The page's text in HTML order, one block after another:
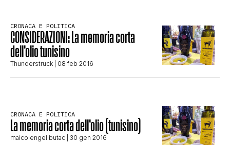
EVERGREEN
EDITORIALI
TRUFFE E SOCIAL NETWORK
CRONACA E POLITICA
CONSIDERAZIONI: La memoria corta
dell’olio tunisino
Thunderstruck | 08 feb 2016
CRONACA E POLITICA
La memoria corta dell’olio (tunisino)
maicolengel butac | 30 gen 2016